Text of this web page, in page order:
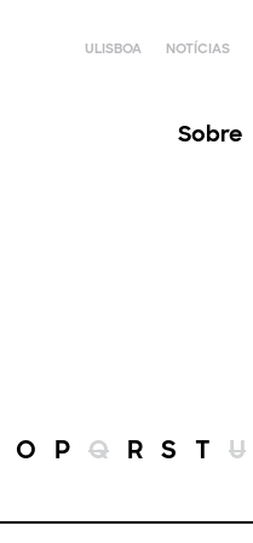
ULISBOA NOTÍCIAS
Sobre
O P Q R S T U